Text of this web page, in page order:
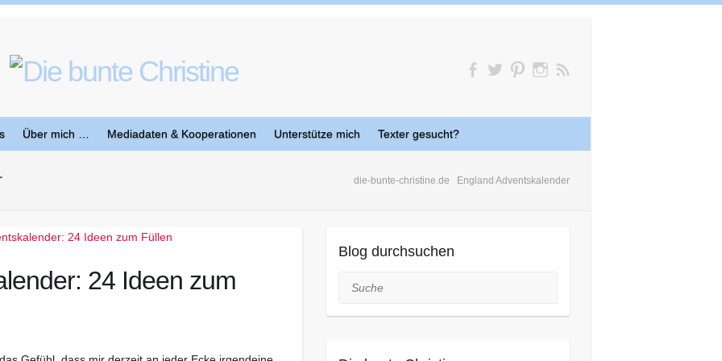
Über mich … Mediadaten & Kooperationen Unterstütze mich Texter gesucht?
die-bunte-christine.de England Adventskalender
24 Ideen zum
Blog durchsuchen
Suche